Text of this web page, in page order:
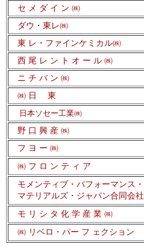
セ メ ダ イ ン ㈱
ダウ・東レ㈱
東 レ・ファインケミカル㈱
西 尾 レ ン ト オ ー ル ㈱
ニ チ バ ン ㈱
㈱ 日 東
日本ソセー工業㈱
野 口 興 産 ㈱
フ ヨ ー ㈱
㈱ フ ロ ン テ ィ ア
モメンティブ・パフォーマンス・
マテリアルズ・ジャパン合同会社
モ リ シ タ 化 学 産 業 ㈱
㈱ リベロ・パー フ ェクション